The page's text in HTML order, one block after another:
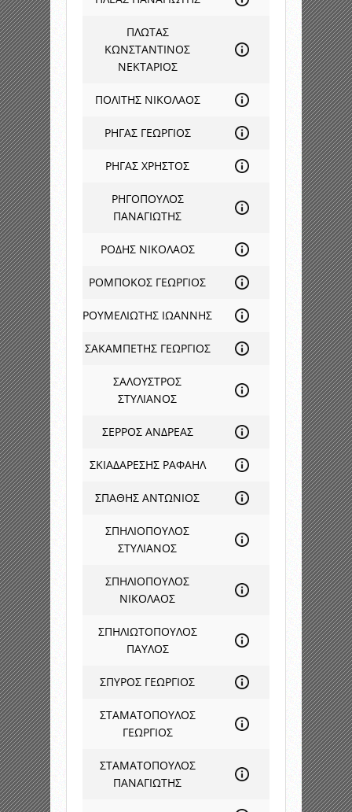
ΠΛΩΤΑΣ
ΚΩΝΣΤΑΝΤΙΝΟΣ
ΝΕΚΤΑΡΙΟΣ
ΠΟΛΙΤΗΣ ΝΙΚΟΛΑΟΣ
ΡΗΓΑΣ ΓΕΩΡΓΙΟΣ
ΡΗΓΑΣ ΧΡΗΣΤΟΣ
ΡΗΓΟΠΟΥΛΟΣ
ΠΑΝΑΓΙΩΤΗΣ
ΡΟΔΗΣ ΝΙΚΟΛΑΟΣ
ΡΟΜΠΟΚΟΣ ΓΕΩΡΓΙΟΣ
ΡΟΥΜΕΛΙΩΤΗΣ ΙΩΑΝΝΗΣ
ΣΑΚΑΜΠΕΤΗΣ ΓΕΩΡΓΙΟΣ
ΣΑΛΟΥΣΤΡΟΣ
ΣΤΥΛΙΑΝΟΣ
ΣΕΡΡΟΣ ΑΝΔΡΕΑΣ
ΣΚΙΑΔΑΡΕΣΗΣ ΡΑΦΑΗΛ
ΣΠΑΘΗΣ ΑΝΤΩΝΙΟΣ
ΣΠΗΛΙΟΠΟΥΛΟΣ
ΣΤΥΛΙΑΝΟΣ
ΣΠΗΛΙΟΠΟΥΛΟΣ
ΝΙΚΟΛΑΟΣ
ΣΠΗΛΙΩΤΟΠΟΥΛΟΣ
ΠΑΥΛΟΣ
ΣΠΥΡΟΣ ΓΕΩΡΓΙΟΣ
ΣΤΑΜΑΤΟΠΟΥΛΟΣ
ΓΕΩΡΓΙΟΣ
ΣΤΑΜΑΤΟΠΟΥΛΟΣ
ΠΑΝΑΓΙΩΤΗΣ